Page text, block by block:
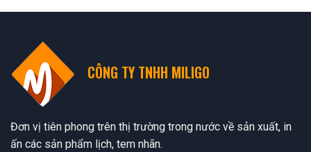
CÔNG TY TNHH MILIGO
Đơn vị tiên phong trên thị trường trong nước về sản xuất, in
ấn các sản phẩm lịch, tem nhãn.